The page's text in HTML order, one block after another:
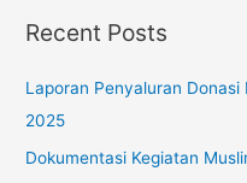
re
o
r
i
Recent Posts
Laporan Penyaluran
2025
Dokumentasi Kegiatan